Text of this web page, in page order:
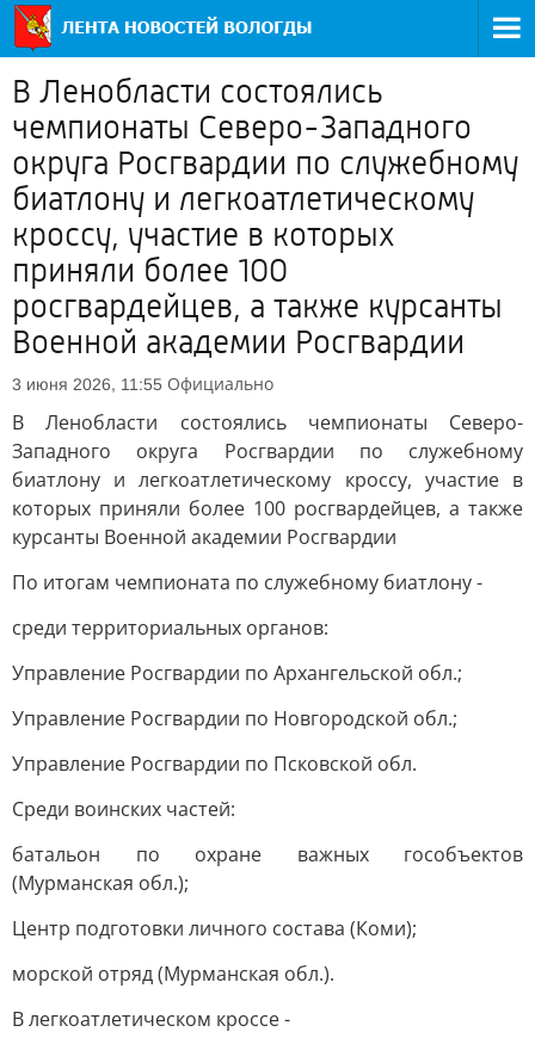
В Ленобласти состоялись
чемпионаты Северо-Западного
округа Росгвардии по служебному
биатлону и легкоатлетическому
кроссу, участие в которых
приняли более 100
росгвардейцев, а также курсанты
Военной академии Росгвардии
3 июня 2026, 11:55 Официально
В Ленобласти состоялись чемпионаты Северо-
Западного округа Росгвардии по служебному
биатлону и легкоатлетическому кроссу, участие в
которых приняли более 100 росгвардейцев, а также
курсанты Военной академии Росгвардии
По итогам чемпионата по служебному биатлону -
среди территориальных органов:
Управление Росгвардии по Архангельской обл.;
Управление Росгвардии по Новгородской обл.;
Управление Росгвардии по Псковской обл.
Среди воинских частей:
батальон по охране важных гособъектов
(Мурманская обл.);
Центр подготовки личного состава (Коми);
морской отряд (Мурманская обл.).
В легкоатлетическом кроссе -